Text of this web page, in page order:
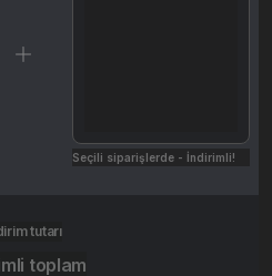
Seçili siparişlerde - İndirimli!
tutarı
toplam